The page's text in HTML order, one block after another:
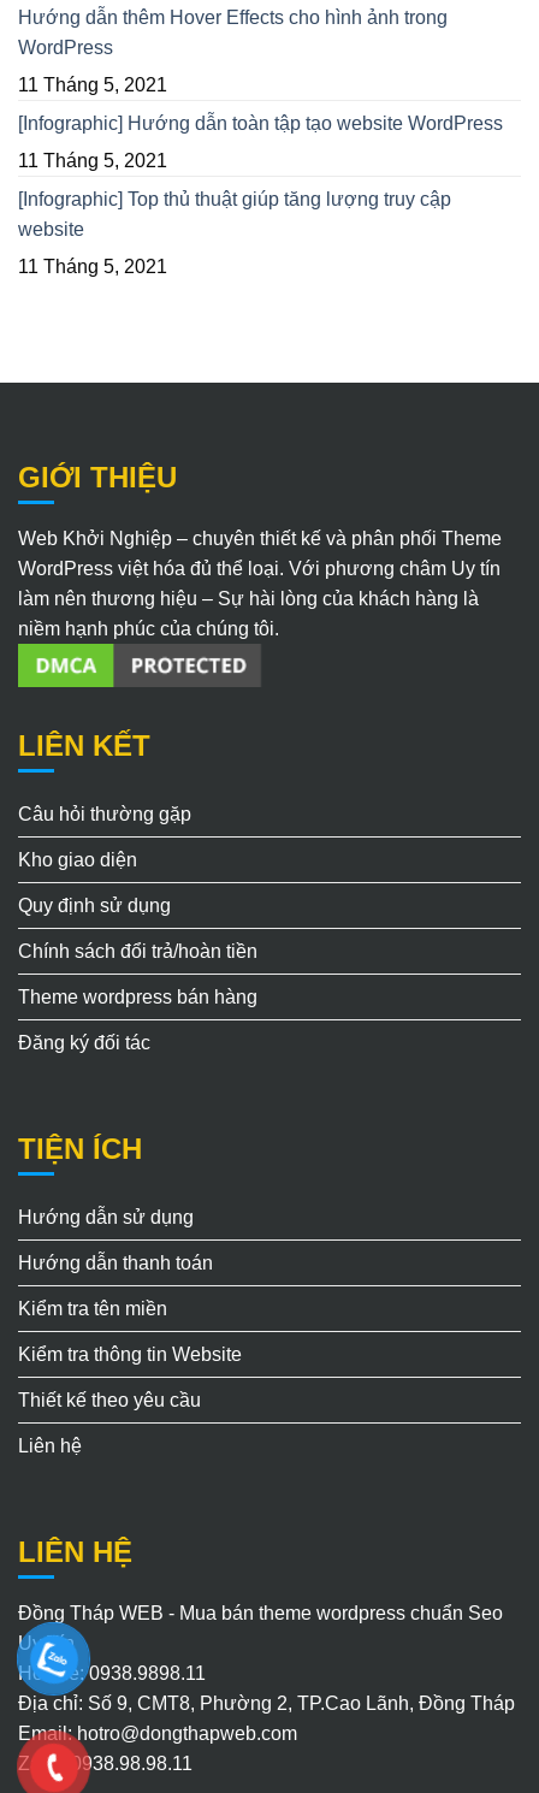
Hướng dẫn thêm Hover Effects cho hình ảnh trong
WordPress
11 Tháng 5, 2021
[Infographic] Hướng dẫn toàn tập tạo website WordPress
11 Tháng 5, 2021
[Infographic] Top thủ thuật giúp tăng lượng truy cập
website
11 Tháng 5, 2021
GIỚI THIỆU
Web Khởi Nghiệp – chuyên thiết kế và phân phối Theme
WordPress việt hóa đủ thể loại. Với phương châm Uy tín
làm nên thương hiệu – Sự hài lòng của khách hàng là
niềm hạnh phúc của chúng tôi.
LIÊN KẾT
Câu hỏi thường gặp
Kho giao diện
Quy định sử dụng
Chính sách đổi trả/hoàn tiền
Theme wordpress bán hàng
Đăng ký đối tác
TIỆN ÍCH
Hướng dẫn sử dụng
Hướng dẫn thanh toán
Kiểm tra tên miền
Kiểm tra thông tin Website
Thiết kế theo yêu cầu
Liên hệ
LIÊN HỆ
Đồng Tháp WEB - Mua bán theme wordpress chuẩn Seo
Uy Tín
Hotline: 0938.9898.11
Địa chỉ: Số 9, CMT8, Phường 2, TP.Cao Lãnh, Đồng Tháp
Email:hotro@dongthapweb.com
Zalo : 0938.98.98.11